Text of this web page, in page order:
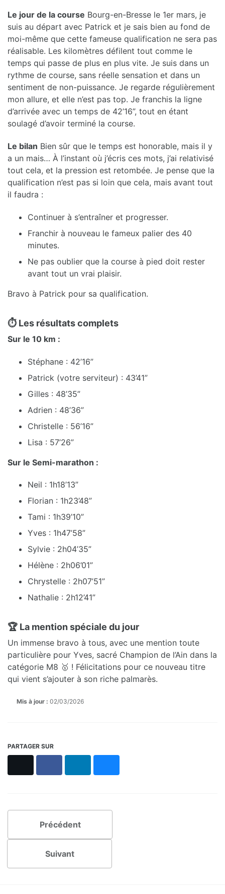
Le jour de la course Bourg-en-Bresse le 1er mars, je
suis au départ avec Patrick et je sais bien au fond de
moi-même que cette fameuse qualification ne sera pas
réalisable. Les kilomètres défilent tout comme le
temps qui passe de plus en plus vite. Je suis dans un
rythme de course, sans réelle sensation et dans un
sentiment de non-puissance. Je regarde régulièrement
mon allure, et elle n’est pas top. Je franchis la ligne
d’arrivée avec un temps de 42’16”, tout en étant
soulagé d’avoir terminé la course.
Le bilan Bien sûr que le temps est honorable, mais il y
a un mais… À l’instant où j’écris ces mots, j’ai relativisé
tout cela, et la pression est retombée. Je pense que la
qualification n’est pas si loin que cela, mais avant tout
il faudra :
Continuer à s’entraîner et progresser.
Franchir à nouveau le fameux palier des 40
minutes.
Ne pas oublier que la course à pied doit rester
avant tout un vrai plaisir.
Bravo à Patrick pour sa qualification.
⏱️ Les résultats complets
Sur le 10 km :
Stéphane : 42’16”
Patrick (votre serviteur) : 43’41”
Gilles : 48’35”
Adrien : 48’36”
Christelle : 56’16”
Lisa : 57’26”
Sur le Semi-marathon :
Neil : 1h18’13”
Florian : 1h23’48”
Tami : 1h39’10”
Yves : 1h47’58”
Sylvie : 2h04’35”
Hélène : 2h06’01”
Chrystelle : 2h07’51”
Nathalie : 2h12’41”
🏆 La mention spéciale du jour
Un immense bravo à tous, avec une mention toute
particulière pour Yves, sacré Champion de l’Ain dans la
catégorie M8 🥇 ! Félicitations pour ce nouveau titre
qui vient s’ajouter à son riche palmarès.
Mis à jour : 02/03/2026
PARTAGER SUR
Précédent
Suivant